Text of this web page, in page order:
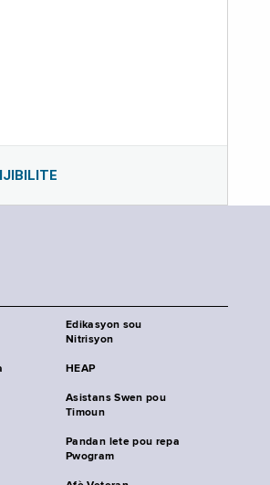
Edikasyon sou
Nitrisyon
HEAP
Asistans Swen pou
Timoun
Pandan lete pou repa
Pwogram